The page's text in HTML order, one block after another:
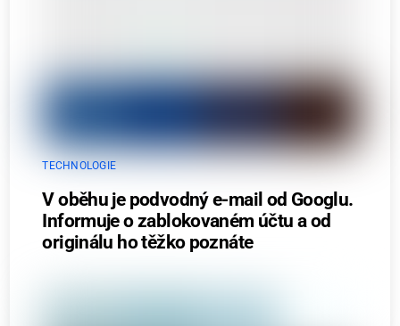
TECHNOLOGIE
V oběhu je podvodný e-mail od Googlu.
Informuje o zablokovaném účtu a od
originálu ho těžko poznáte